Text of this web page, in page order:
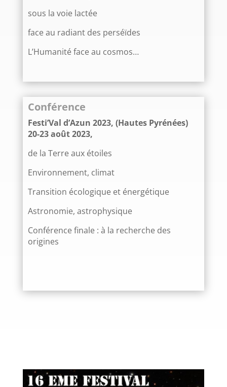
sous la voie lactée
face au radiant des perséïdes
L’Humanité face au cosmos…
Conférence
Festi’Val d’Azun 2023, (Hautes Pyrénées)
20-23 août 2023,
de la Terre aux étoiles
Environnement, climat
Transition écologique et énergétique
Astronomie, astrophysique
Conférence finale : à la recherche des
origines